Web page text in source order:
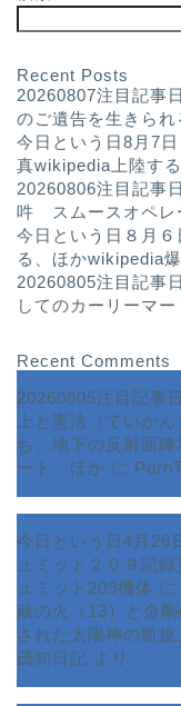
Recent Posts
20260807注目記事
のご遺告を生きら
今日という日8月7
真wikipedia上陸す
20260806注目記
吽 スムースオペレ
今日という日８月
る、ほかwikipedia
20260805注目記事
してのカーリーマー
Recent Comments
20260605注目記事
上と憲法（ていか
ち、地下の反射面
ート、ほか に
今日という日4月
ュミット２０９記
ュミット209機体 に
蔵の火（13）と金
された太陽神の凱
茂知日記 より